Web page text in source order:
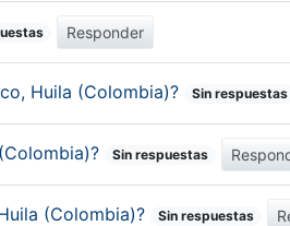
Responder
Huila (Colombia)? Sin respuestas
Sin respuestas
(Colombia)? Sin respuestas